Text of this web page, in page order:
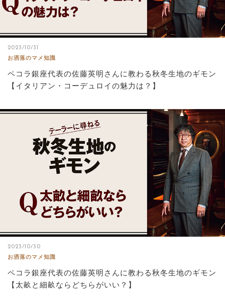
2023/10/31
お洒落のマメ知識
ペコラ銀座代表の佐藤英明さんに教わる秋冬生地のギモン
【イタリアン・コーデュロイの魅力は？】
2023/10/30
お洒落のマメ知識
ペコラ銀座代表の佐藤英明さんに教わる秋冬生地のギモン
【太畝と細畝ならどちらがいい？】